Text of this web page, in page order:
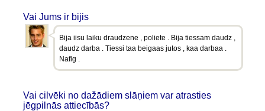
Vai Jums ir bijis
Bija iisu laiku draudzene , poliete . Bija tiessam daudz ,
daudz darba . Tiessi taa beigaas jutos , kaa darbaa .
Nafig .
Vai cilvēki no dažādiem slāņiem var atrasties
jēgpilnās attiecībās?